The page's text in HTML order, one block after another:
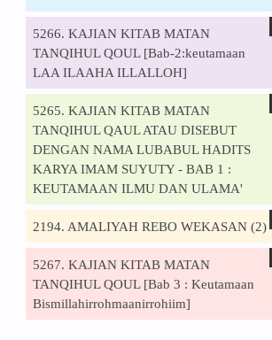
5266. KAJIAN KITAB MATAN
TANQIHUL QOUL [Bab-2:keutamaan
LAA ILAAHA ILLALLOH]
5265. KAJIAN KITAB MATAN
TANQIHUL QAUL ATAU DISEBUT
DENGAN NAMA LUBABUL HADITS
KARYA IMAM SUYUTY - BAB 1 :
KEUTAMAAN ILMU DAN ULAMA'
2194. AMALIYAH REBO WEKASAN (2)
5267. KAJIAN KITAB MATAN
TANQIHUL QOUL [Bab 3 : Keutamaan
Bismillahirrohmaanirrohiim]